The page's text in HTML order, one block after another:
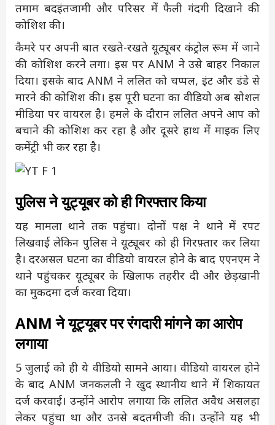
तमाम बदइंतजामी और परिसर में फैली गंदगी दिखाने की
कोशिश की।
कैमरे पर अपनी बात रखते-रखते यूट्यूबर कंट्रोल रूम में जाने
की कोशिश करने लगा। इस पर ANM ने उसे बाहर निकाल
दिया। इसके बाद ANM ने ललित को चप्पल, इंट और डंडे से
मारने की कोशिश की। इस पूरी घटना का वीडियो अब सोशल
मीडिया पर वायरल है। हमले के दौरान ललित अपने आप को
बचाने की कोशिश कर रहा है और दूसरे हाथ में माइक लिए
कमेंट्री भी कर रहा है।
पुलिस ने युट्यूबर को ही गिरफ्तार किया
यह मामला थाने तक पहुंचा। दोनों पक्ष ने थाने में रपट
लिखवाई लेकिन पुलिस ने यूट्यूबर को ही गिरफ़्तार कर लिया
है। दरअसल घटना का वीडियो वायरल होने के बाद एएनएम ने
थाने पहुंचकर यूट्यूबर के खिलाफ तहरीर दी और छेड़खानी
का मुकदमा दर्ज करवा दिया।
ANM ने यूट्यूबर पर रंगदारी मांगने का आरोप
लगाया
5 जुलाई को ही ये वीडियो सामने आया। वीडियो वायरल होने
के बाद ANM जनकलली ने खुद स्थानीय थाने में शिकायत
दर्ज करवाई। उन्होंने आरोप लगाया कि ललित अवैध असलहा
लेकर पहुंचा था और उनसे बदतमीजी की। उन्होंने यह भी